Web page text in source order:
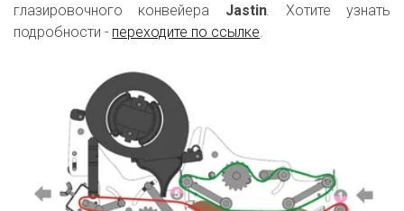
глазировочного конвейера Jastin. Хотите узнать
подробности - переходите по ссылке.